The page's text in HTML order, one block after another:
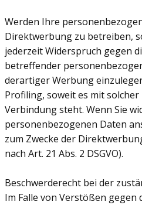
Werden Ihre
Direktwerbung zu betreiben,
jederzeit Widerspruch gegen
betreffender
derartiger Werbung
Profiling, soweit es mit
Verbindung steht. Wenn Sie
personenbezogenen Daten
zum Zwecke der
nach Art. 21 Abs. 2 DSGVO).
Beschwerderecht bei der
Im Falle von Verstößen gegen